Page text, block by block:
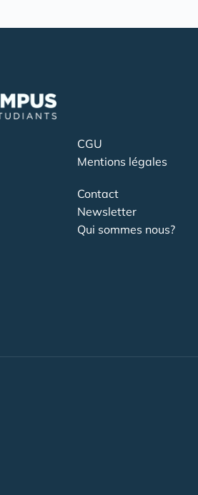
CGU
Mentions légales
Contact
Newsletter
Qui sommes nous?